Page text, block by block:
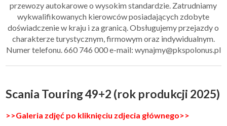
przewozy autokarowe o wysokim standardzie. Zatrudniamy
wykwalifikowanych kierowców posiadających zdobyte
doświadczenie w kraju i za granicą. Obsługujemy przejazdy o
charakterze turystycznym, firmowym oraz indywidualnym.
Numer telefonu. 660 746 000 e-mail: wynajmy@pkspolonus.pl
Scania Touring 49+2 (rok produkcji 2025)
>>Galeria zdjęć po kliknięciu zdjecia głównego>>